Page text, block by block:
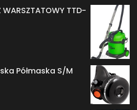
WARSZTATOWY TTD-
Półmaska S/M